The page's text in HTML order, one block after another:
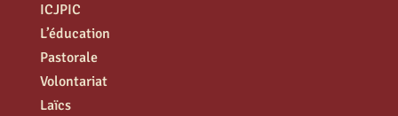
ICJPIC
L’éducation
Pastorale
Volontariat
Laïcs